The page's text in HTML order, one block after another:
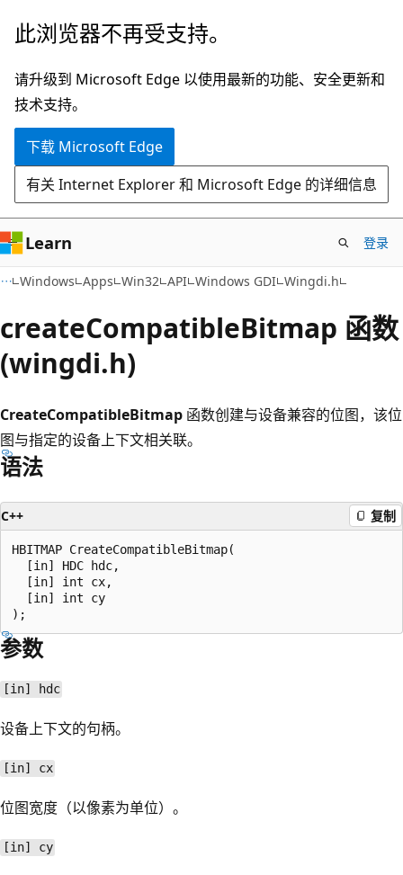
跳
主
要
内
此浏览器不再受支持。
请升级到 Microsoft Edge 以使用最新的功能、安全更新和
技术支持。
下载 Microsoft Edge
有关 Internet Explorer 和 Microsoft Edge 的详细信息
Learn 登录
Windows Apps Win32 API Windows GDI Wingdi.h
createCompatibleBitmap 函数
(wingdi.h)
CreateCompatibleBitmap 函数创建与设备兼容的位图，该位
图与指定的设备上下文相关联。
语法
C++ 复制
HBITMAP CreateCompatibleBitmap(
  [in] HDC hdc,
  [in] int cx,
  [in] int cy
参数
[in] hdc
设备上下文的句柄。
[in] cx
位图宽度（以像素为单位）。
[in] cy